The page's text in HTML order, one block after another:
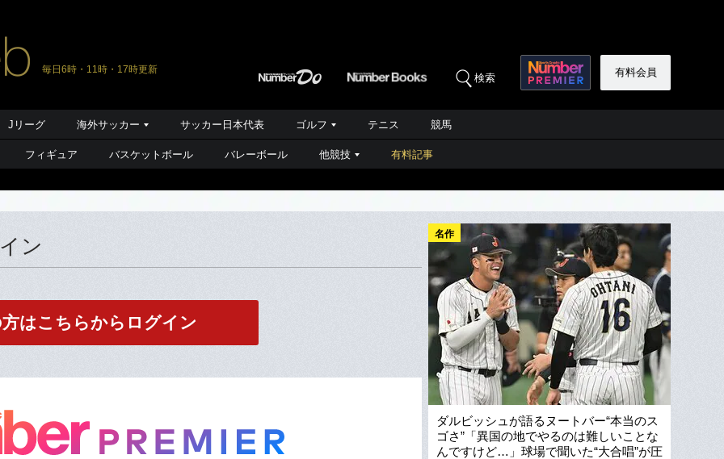
毎日6時・11時・17時更新
検索 有料会員
Jリーグ 海外サッカー サッカー日本代表 ゴルフ テニス 競馬
フィギュア バスケットボール バレーボール 他競技 有料記事
ン
はこちらからログイン
名作
ダルビッシュが語るヌートバー“本当のス
ゴさ”「異国の地でやるのは難しいことな
んですけど…」球場で聞いた“大合唱”が圧